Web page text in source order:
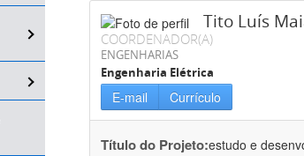
Tito Luís
COORDENADOR(A)
ENGENHARIAS
Engenharia Elétrica
E-mail Currículo
Título do Projeto:estudo e